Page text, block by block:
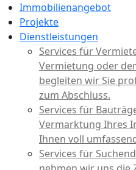
Immobilienangebot
Projekte
Dienstleistungen
Services für
Vermietung oder
begleiten wir Sie
zum Abschluss.
Services für
Vermarktung Ihres
Ihnen voll
Services für